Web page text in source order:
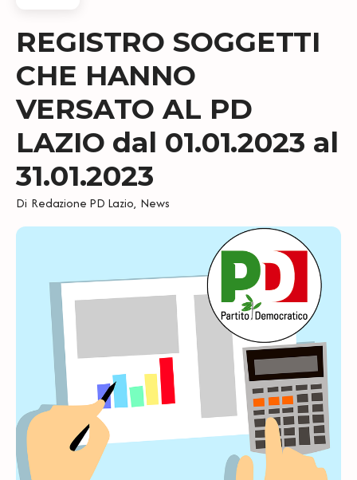
REGISTRO SOGGETTI
CHE HANNO
VERSATO AL PD
LAZIO dal 01.01.2023 al
31.01.2023
Di Redazione PD Lazio, News